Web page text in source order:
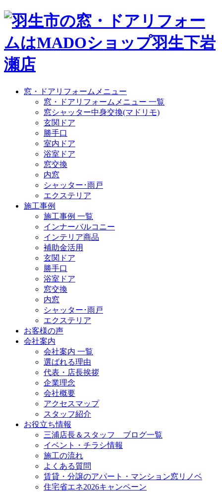
窓・ドアリフォームメニュー
窓・ドアリフォームメニュー 一覧
窓シャッター中身交換(マドリモ)
玄関ドア
勝手口
室内ドア
浴室ドア
窓交換
内窓
シャッター･雨戸
エクステリア
施工事例
施工事例 一覧
インナーバルコニー
インテリア商品
補助金活用
玄関ドア
勝手口
浴室ドア
窓交換
内窓
シャッター･雨戸
エクステリア
お客様の声
会社案内
会社案内 一覧
選ばれる理由
代表・店長挨拶
企業理念
会社概要
アクセスマップ
スタッフ紹介
お役立ち情報
三浦店長＆スタッフ ブログ一覧
イベント・チラシ情報
施工の流れ
よくある質問
賃貸・分譲のアパート・マンション窓リノベ
住宅省エネ2026キャンペーン